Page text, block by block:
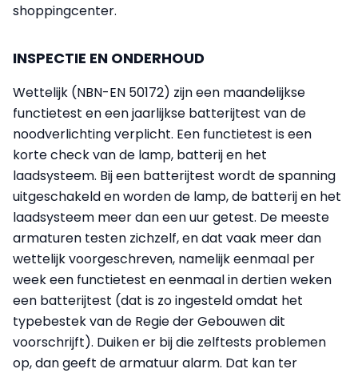
shoppingcenter.
INSPECTIE EN ONDERHOUD
Wettelijk (NBN-EN 50172) zijn een maandelijkse
functietest en een jaarlijkse batterijtest van de
noodverlichting verplicht. Een functietest is een
korte check van de lamp, batterij en het
laadsysteem. Bij een batterijtest wordt de spanning
uitgeschakeld en worden de lamp, de batterij en het
laadsysteem meer dan een uur getest. De meeste
armaturen testen zichzelf, en dat vaak meer dan
wettelijk voorgeschreven, namelijk eenmaal per
week een functietest en eenmaal in dertien weken
een batterijtest (dat is zo ingesteld omdat het
typebestek van de Regie der Gebouwen dit
voorschrijft). Duiken er bij die zelftests problemen
op, dan geeft de armatuur alarm. Dat kan ter